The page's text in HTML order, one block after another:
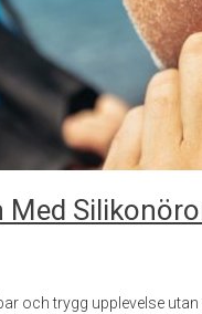
Med
och trygg upplevelse